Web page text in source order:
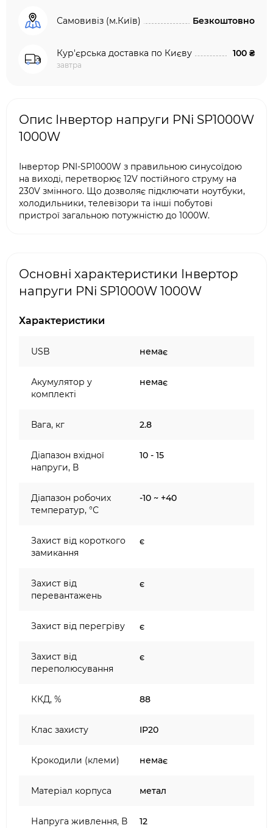
Самовивіз (м.Київ) Безкоштовно
Кур'єрська доставка по Києву
завтра
100 ₴
Опис Інвертор напруги PNi SP1000W
1000W
Інвертор PNI-SP1000W з правильною синусоїдою
на виході, перетворює 12V постійного струму на
230V змінного. Що дозволяє підключати ноутбуки,
холодильники, телевізори та інші побутові
пристрої загальною потужністю до 1000W.
Основні характеристики Інвертор
напруги PNi SP1000W 1000W
Характеристики
USB немає
Акумулятор у
комплекті
немає
Вага, кг 2.8
Діапазон вхідної
напруги, В
10 - 15
Діапазон робочих
температур, °С
-10 ~ +40
Захист від короткого
замикання
є
Захист від
перевантажень
є
Захист від перегріву є
Захист від
переполюсування
є
ККД, % 88
Клас захисту IP20
Крокодили (клеми) немає
Матеріал корпуса метал
Напруга живлення, В 12